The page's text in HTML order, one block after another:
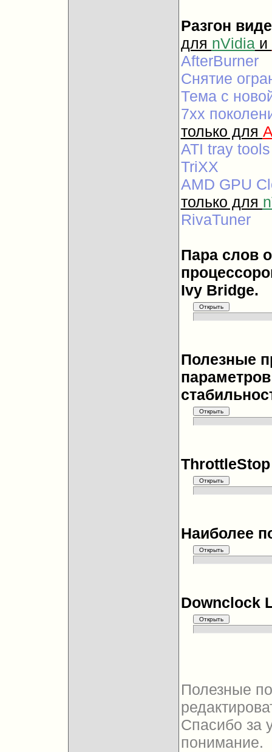
Разгон
для nVidiaи
AfterBurner
Снятие
Тема с
7хх
только для
ATI tray tools
TriXX
AMD GPU
только для
RivaTuner
Пара слов
Ivy Bridge.
Полезные
ThrottleStop
Наиболее
Downclock
Полезные
Спасибо за
понимание.